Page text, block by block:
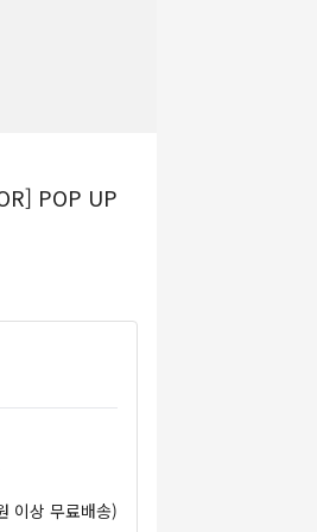
POP UP
이상 무료배송)